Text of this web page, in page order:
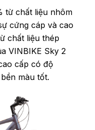
từ chất liệu nhôm
cứng cáp và cao
chất liệu thép
VINBIKE Sky 2
cấp có độ
màu tốt.